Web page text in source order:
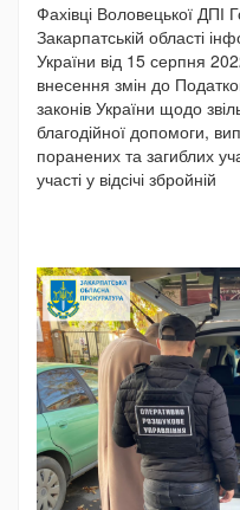
Фахівці Воловецької ДПІ
Закарпатській області
України від 15 серпня
внесення змін до
законів України щодо
благодійної допомоги,
поранених та загиблих
участі у відсічі збройній